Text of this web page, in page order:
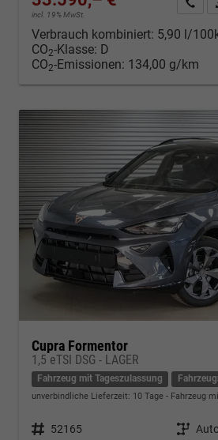
incl. 19% MwSt.
Verbrauch kombiniert: 5,90 l/
CO2-Klasse: D
CO2-Emissionen: 134,00 g/km
Cupra Formentor
1,5 eTSI DSG - LAGER
Fahrzeug mit Tageszulassung
unverbindliche Lieferzeit: 10 Tage Fahrzeug
Fahrzeugnr. 52165 Getriebe